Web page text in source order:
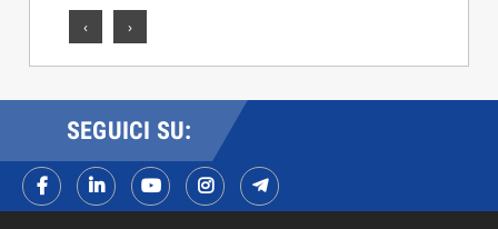
‹ ›
SEGUICI SU: